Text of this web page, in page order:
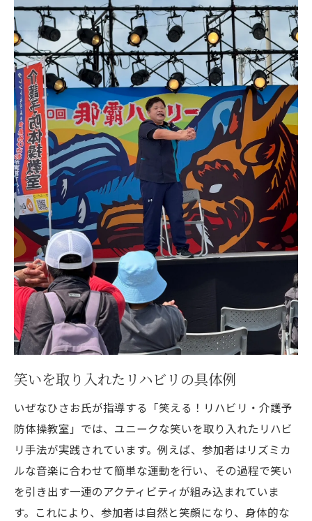
笑いを取り入れたリハビリの具体例
いぜなひさお氏が指導する「笑える！リハビリ・介護予
防体操教室」では、ユニークな笑いを取り入れたリハビ
リ手法が実践されています。例えば、参加者はリズミカ
ルな音楽に合わせて簡単な運動を行い、その過程で笑い
を引き出す一連のアクティビティが組み込まれていま
す。これにより、参加者は自然と笑顔になり、身体的な